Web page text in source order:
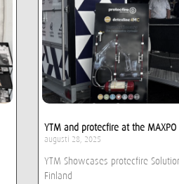
YTM and protecfire at the
augusti 28, 2025
YTM Showcases protecfire
Finland